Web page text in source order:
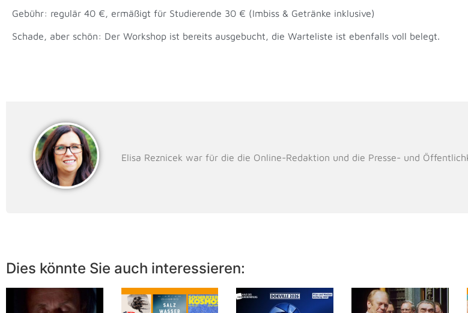
Gebühr: regulär 40 €, ermäßigt für Studierende 30 € (Imbiss & Getränke inklusive)
Schade, aber schön: Der Workshop ist bereits ausgebucht, die Warteliste ist ebenfalls voll belegt.
Elisa Reznicek war für die die Online-Redaktion und die Presse- und
Dies könnte Sie auch interessieren: